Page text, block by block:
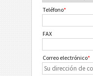
Teléfono*
FAX
Correo electrónico*